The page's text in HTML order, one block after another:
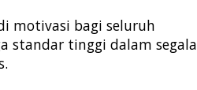
motivasi bagi seluruh
standar tinggi dalam segala